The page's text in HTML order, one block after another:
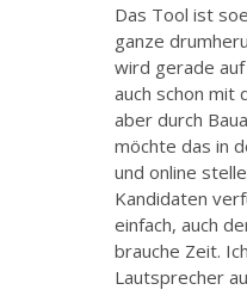
Das Tool ist
ganze
wird gerade
auch schon mit
aber durch
möchte das in
und online
Kandidaten
einfach, auch
brauche Zeit.
Lautsprecher